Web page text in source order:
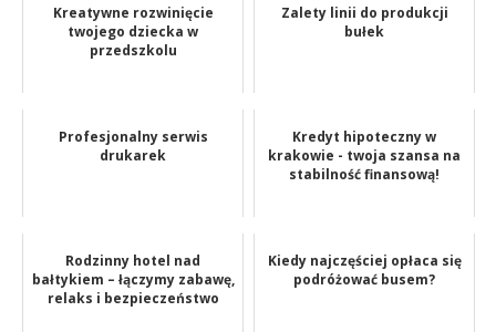
Kreatywne rozwinięcie
twojego dziecka w
przedszkolu
Zalety linii do produkcji
bułek
Profesjonalny serwis
drukarek
Kredyt hipoteczny w
krakowie - twoja szansa na
stabilność finansową!
Rodzinny hotel nad
bałtykiem – łączymy zabawę,
relaks i bezpieczeństwo
Kiedy najczęściej opłaca się
podróżować busem?